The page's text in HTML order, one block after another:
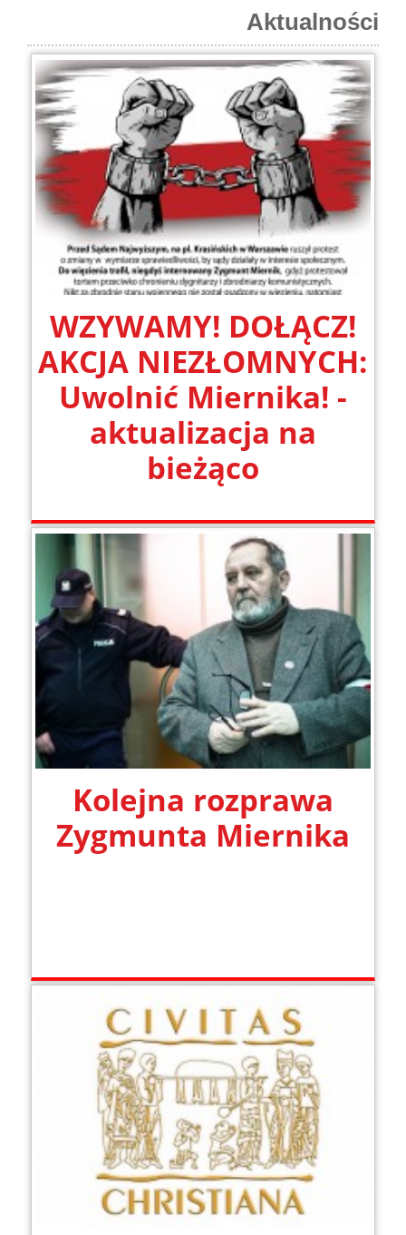
Aktualności
WZYWAMY! DOŁĄCZ!
AKCJA NIEZŁOMNYCH:
Uwolnić Miernika! -
aktualizacja na
bieżąco
Kolejna rozprawa
Zygmunta Miernika